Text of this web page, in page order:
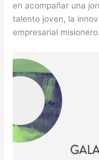
en acompañar una
talento joven, la
empresarial misionero.